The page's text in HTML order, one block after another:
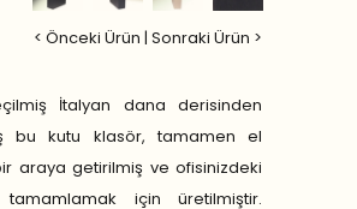
< Önceki Ürün | Sonraki Ürün >
İtalyan dana derisinden
bu kutu klasör, tamamen el
araya getirilmiş ve ofisinizdeki
tamamlamak için üretilmiştir.